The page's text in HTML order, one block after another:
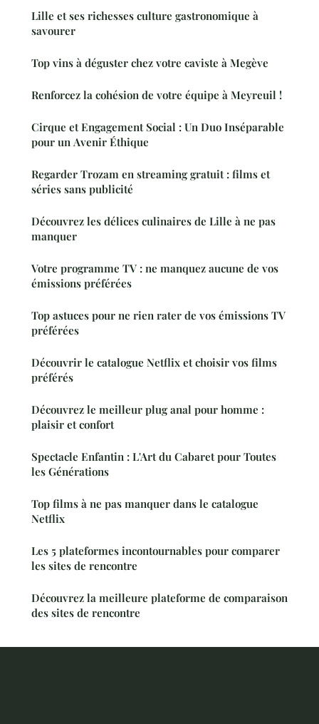
Lille et ses richesses culture gastronomique à
savourer
Top vins à déguster chez votre caviste à Megève
Renforcez la cohésion de votre équipe à Meyreuil !
Cirque et Engagement Social : Un Duo Inséparable
pour un Avenir Éthique
Regarder Trozam en streaming gratuit : films et
séries sans publicité
Découvrez les délices culinaires de Lille à ne pas
manquer
Votre programme TV : ne manquez aucune de vos
émissions préférées
Top astuces pour ne rien rater de vos émissions TV
préférées
Découvrir le catalogue Netflix et choisir vos films
préférés
Découvrez le meilleur plug anal pour homme :
plaisir et confort
Spectacle Enfantin : L'Art du Cabaret pour Toutes
les Générations
Top films à ne pas manquer dans le catalogue
Netflix
Les 5 plateformes incontournables pour comparer
les sites de rencontre
Découvrez la meilleure plateforme de comparaison
des sites de rencontre